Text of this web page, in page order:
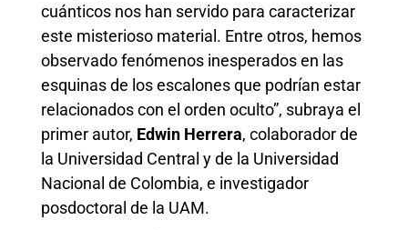
cuánticos nos han servido para caracterizar
este misterioso material. Entre otros, hemos
observado fenómenos inesperados en las
esquinas de los escalones que podrían estar
relacionados con el orden oculto”, subraya el
primer autor, Edwin Herrera, colaborador de
la Universidad Central y de la Universidad
Nacional de Colombia, e investigador
posdoctoral de la UAM.